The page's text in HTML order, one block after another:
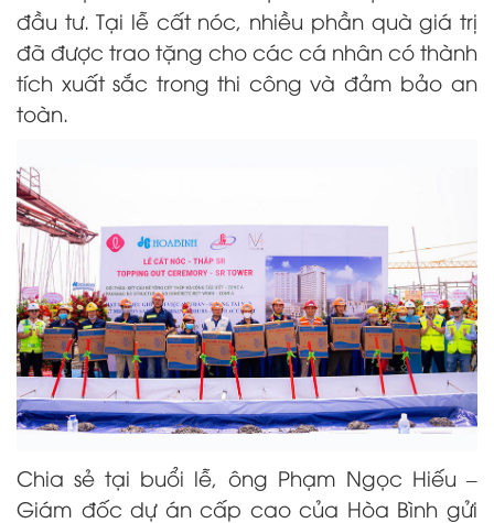
đầu tư. Tại lễ cất nóc, nhiều phần quà giá trị
đã được trao tặng cho các cá nhân có thành
tích xuất sắc trong thi công và đảm bảo an
toàn.
Chia sẻ tại buổi lễ, ông Phạm Ngọc Hiếu –
Giám đốc dự án cấp cao của Hòa Bình gửi